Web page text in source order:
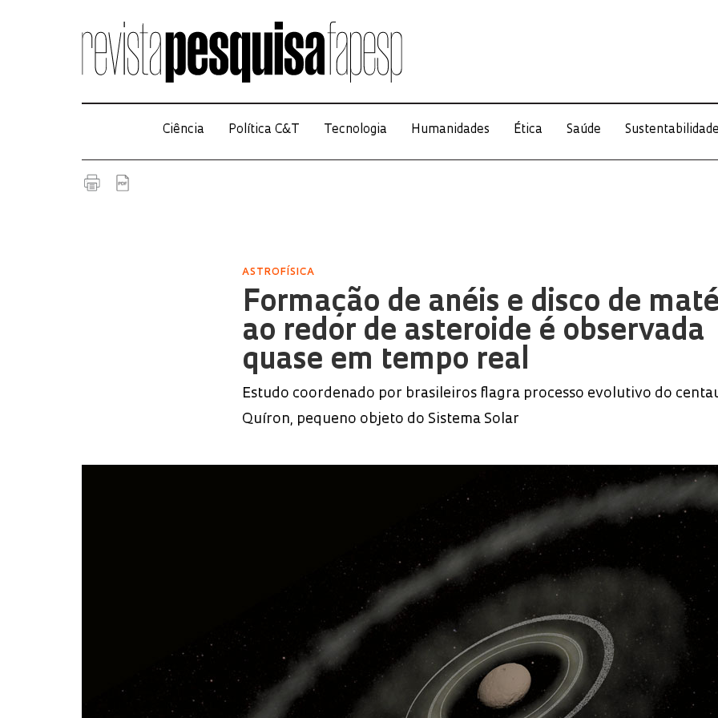
Ciência Política C&T Tecnologia Humanidades Ética Saúde
ASTROFÍSICA
Formação de anéis e disco de
ao redor de asteroide é observada
quase em tempo real
Estudo coordenado por brasileiros flagra processo evolutivo do
Quíron, pequeno objeto do Sistema Solar